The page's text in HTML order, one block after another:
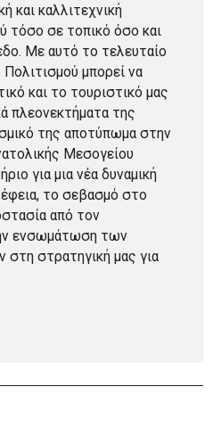
και καλλιτεχνική
τόσο σε τοπικό όσο και
Με αυτό το τελευταίο
μπορεί να
και το τουριστικό μας
πλεονεκτήματα της
της αποτύπωμα στην
Μεσογείου
για μια νέα δυναμική
το σεβασμό στο
από τον
ενσωμάτωση των
στρατηγική μας για